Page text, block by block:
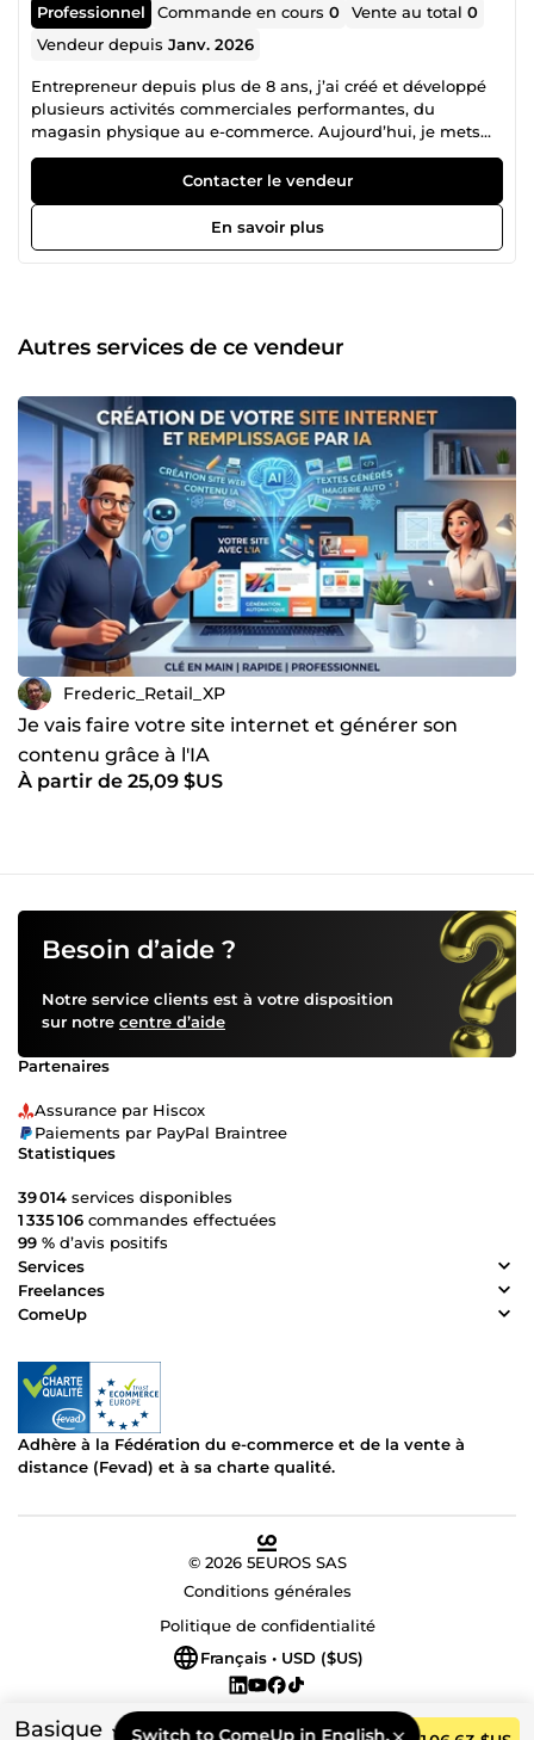
Basique
Professionnel Commande en cours0 Vente au total0
Vendeur depuisJanv. 2026
Entrepreneur depuis plus de 8 ans, j’ai créé et développé
plusieurs activités commerciales performantes, du
magasin physique au e-commerce. Aujourd’hui, je mets
cette expérience terrain au service des entreprises qui
veulent vendre plus, structurer leur développement et
éviter les erreurs coûteuses. 👉 Avec moi : du concret, du
pragmatique, et des résultats. Contrairement à de
nombreux consultants, je ne me base pas uniquement sur
générateurs de trafic ✅ construit une vraie relation client Je
comprends vos problématiques parce que je les ai vécues.
bloque votre croissance et mettre en place des actions
efficaces. Pas de jargon. Pas de stratégies impossibles à
appliquer. Juste du business intelligent. 🚀 Ce que je peux
vous apporter 👉 Optimisation de votre stratégie
commerciale 👉 Développement des ventes (physique ou
e-commerce) 👉 Audit de votre boutique ou site 👉
Amélioration de l’expérience client 👉 Positionnement
marketing 👉 Aide au lancement d’activité 👉 Regard
d’expert sur votre business 🎯 Mes clients idéaux
Commerçants e-commerçants entrepreneurs porteurs de
projet PME Si vous voulez passer un cap — je peux vous y
aider. 💡 Pourquoi me choisir ? ✔ Vision entrepreneuriale ✔
Approche ultra concrète ✔ Forte capacité d’analyse ✔
Communication claire ✔ Orientation résultats Votre succès
devient ma priorité. ✅ Disponibilité immédiate ✅ Réponse
garantie sous 24h ✅ TVA récupérable – société
immatriculée en France ✅ Horaires : 9h-17h, du lundi au
vendredi Les missions peuvent être réalisées à distance ou
Contacter le vendeur
En savoir plus
Autres services de ce vendeur
Frederic_Retail_XP
Je vais faire votre site internet et générer son
contenu grâce à l'IA
À partir de 25,09 $US
Switch to ComeUp in English.
Besoin d’aide ?
Notre service clients est à votre disposition
sur notre centre d’aide
Partenaires
Assurance par Hiscox
Paiements par PayPal Braintree
Statistiques
39 014 services disponibles
1 335 106 commandes effectuées
99 % d’avis positifs
Services
Freelances
ComeUp
Adhère à la Fédération du e-commerce et de la vente à
distance (Fevad) et à sa charte qualité.
© 2026 5EUROS SAS
Conditions générales
Politique de confidentialité
Français • USD ($US)